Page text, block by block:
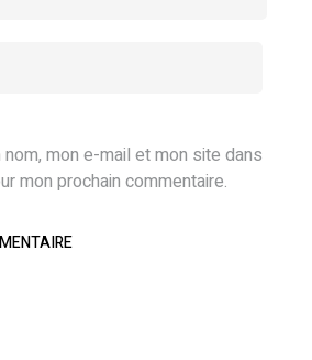
mon e-mail et mon site dans
mon prochain commentaire.